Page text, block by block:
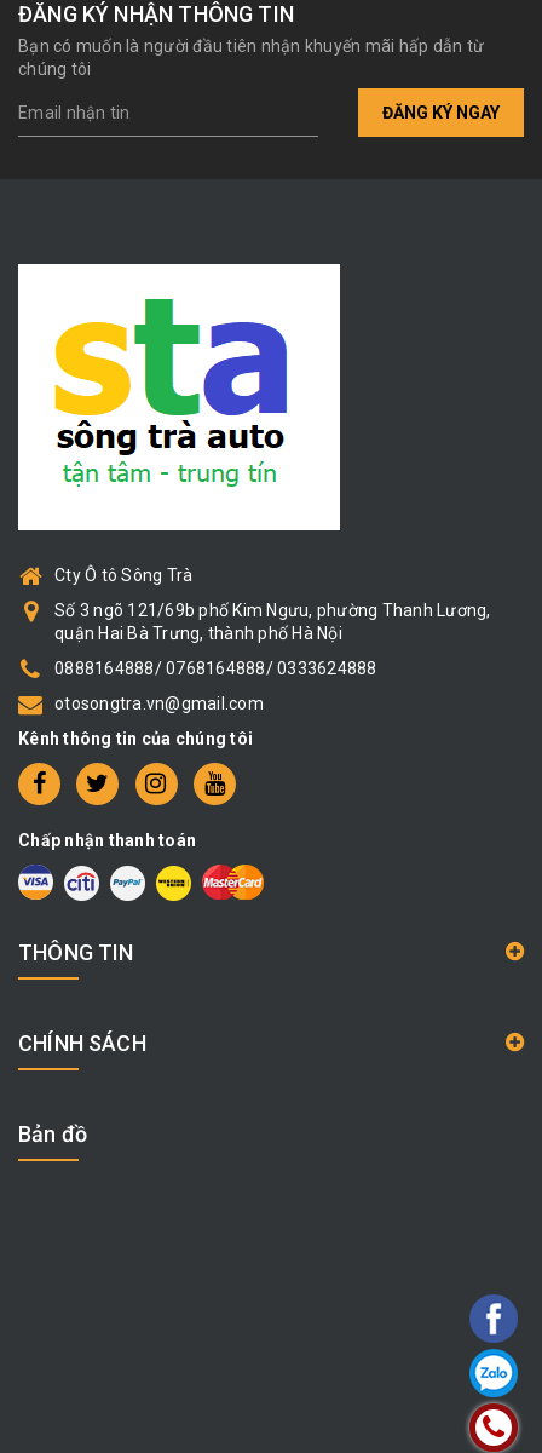
ĐĂNG KÝ NHẬN THÔNG TIN
Bạn có muốn là người đầu tiên nhận khuyến mãi hấp dẫn từ
chúng tôi
ĐĂNG KÝ NGAY
Cty Ô tô Sông Trà
Số 3 ngõ 121/69b phố Kim Ngưu, phường Thanh Lương,
quận Hai Bà Trưng, thành phố Hà Nội
0888164888/ 0768164888/ 0333624888
otosongtra.vn@gmail.com
Kênh thông tin của chúng tôi
Chấp nhận thanh toán
THÔNG TIN
CHÍNH SÁCH
Bản đồ